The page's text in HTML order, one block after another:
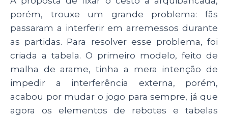
porém, trouxe um grande problema: fãs
passaram a interferir em arremessos durante
as partidas. Para resolver esse problema, foi
criada a tabela. O primeiro modelo, feito de
malha de arame, tinha a mera intenção de
impedir a interferência externa, porém,
acabou por mudar o jogo para sempre, já que
agora os elementos de rebotes e tabelas